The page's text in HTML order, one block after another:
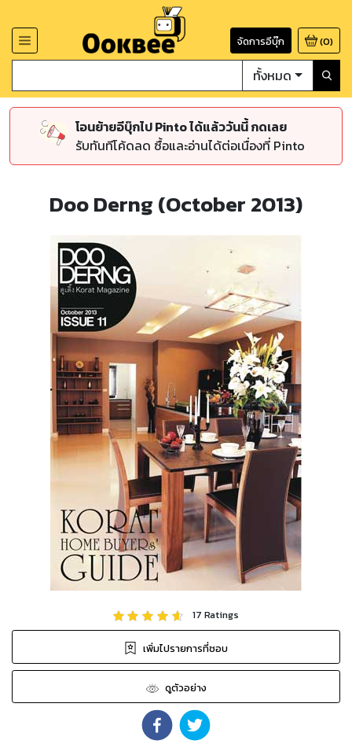
จัดการอีบุ๊ก (0)
ทั้งหมด
โอนย้ายอีบุ๊กไป Pinto ได้แล้ววันนี้ กดเลย
รับทันทีโค้ดลด ซื้อและอ่านได้ต่อเนื่องที่ Pinto
Doo Derng (October 2013)
17 Ratings
เพิ่มไปรายการที่ชอบ
ดูตัวอย่าง